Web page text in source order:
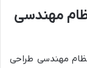
مهندسی
مهندسی طراحی